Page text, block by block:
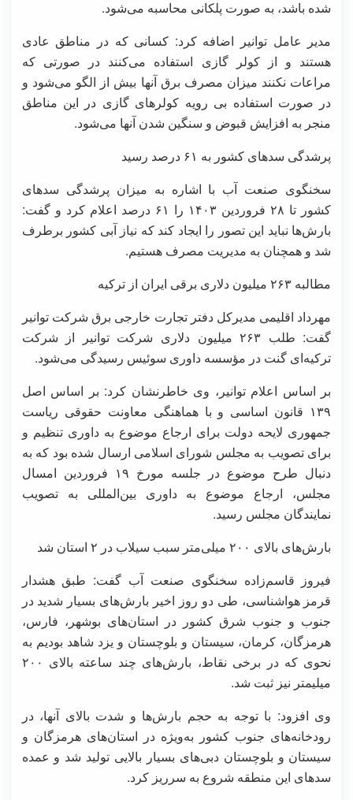
شده باشد، به صورت پلکانی محاسبه می‌شود.
مدیر عامل توانیر اضافه کرد: کسانی که در مناطق عادی
هستند و از کولر گازی استفاده می‌کنند در صورتی که
مراعات نکنند میزان مصرف برق آنها بیش از الگو می‌شود و
در صورت استفاده بی رویه کولرهای گازی در این مناطق
منجر به افزایش قبوض و سنگین شدن آنها می‌شود.
پرشدگی سدهای کشور به ۶۱ درصد رسید
سخنگوی صنعت آب با اشاره به میزان پرشدگی سدهای
کشور تا ۲۸ فروردین ۱۴۰۳ را ۶۱ درصد اعلام کرد و گفت:
بارش‌ها نباید این تصور را ایجاد کند که نیاز آبی کشور برطرف
شد و همچنان به مدیریت مصرف هستیم.
مطالبه ۲۶۳ میلیون دلاری برقی ایران از ترکیه
مهرداد اقلیمی مدیرکل دفتر تجارت خارجی برق شرکت توانیر
گفت: طلب ۲۶۳ میلیون دلاری شرکت توانیر از شرکت
ترکیه‌ای گنت در مؤسسه داوری سوئیس رسیدگی می‌شود.
بر اساس اعلام توانیر، وی خاطرنشان کرد: بر اساس اصل
١٣٩ قانون اساسی و با هماهنگی معاونت حقوقی ریاست
جمهوری لایحه دولت برای ارجاع موضوع به داوری تنظیم و
برای تصویب به مجلس شورای اسلامی ارسال شده بود که به
دنبال طرح موضوع در جلسه مورخ ١٩ فروردین امسال
مجلس، ارجاع موضوع به داوری بین‌المللی به تصویب
نمایندگان مجلس رسید.
بارش‌های بالای ۲۰۰ میلی‌متر سبب سیلاب در ۲ استان شد
فیروز قاسم‌زاده سخنگوی صنعت آب گفت: طبق هشدار
قرمز هواشناسی، طی دو روز اخیر بارش‌های بسیار شدید در
جنوب و جنوب شرق کشور در استان‌های بوشهر، فارس،
هرمزگان، کرمان، سیستان و بلوچستان و یزد شاهد بودیم به
نحوی که در برخی نقاط، بارش‌های چند ساعته بالای ۲۰۰
میلیمتر نیز ثبت شد.
وی افزود: با توجه به حجم بارش‌ها و شدت بالای آنها، در
رودخانه‌های جنوب کشور به‌ویژه در استان‌های هرمزگان و
سیستان و بلوچستان دبی‌های بسیار بالایی تولید شد و عمده
سدهای این منطقه شروع به سرریز کرد.